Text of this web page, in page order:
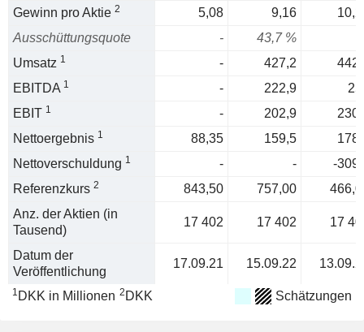
Gewinn pro Aktie 2 5,08 9,16
Ausschüttungsquote
-
43,7 %
Umsatz 1 - 427,2
EBITDA 1 - 222,9
EBIT 1 - 202,9
Nettoergebnis 1 88,35 159,5
Nettoverschuldung 1 - -
-
Referenzkurs 2 843,50 757,00
Anz. der Aktien (in
Tausend)
17 402 17 402 17
Datum der
Veröffentlichung
17.09.21 15.09.22
1 DKK in Millionen 2 DKK Schätzungen